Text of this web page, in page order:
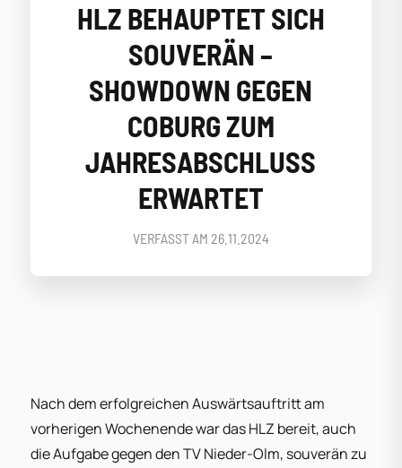
HLZ BEHAUPTET SICH
SOUVERÄN –
SHOWDOWN GEGEN
COBURG ZUM
JAHRESABSCHLUSS
ERWARTET
VERFASST AM 26.11.2024
Nach dem erfolgreichen Auswärtsauftritt am
vorherigen Wochenende war das HLZ bereit, auch
die Aufgabe gegen den TV Nieder-Olm, souverän zu